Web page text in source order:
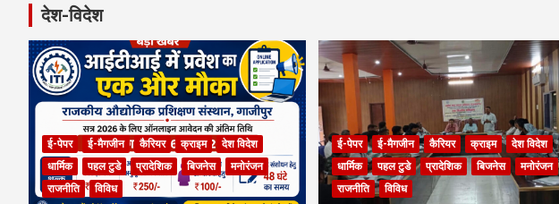
देश-विदेश
ई-पेपर ई-मैगजीन कैरियर क्राइम
देश विदेश
धार्मिक
पहल टुडे प्रादेशिक बिजनेस
मनोरंजन
राजनीति
विविध
ई-पेपर ई-मैगजीन कैरियर क्राइम
देश विदेश
धार्मिक
पहल टुडे प्रादेशिक बिजनेस
मनोरंजन
राजनीति
विविध